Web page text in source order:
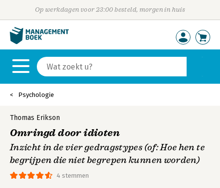
Op werkdagen voor 23:00 besteld, morgen in huis
Psychologie
4 stemmen
Thomas Erikson
Omringd door idioten
Inzicht in de vier gedragstypes (of: Hoe hen te
begrijpen die niet begrepen kunnen worden)